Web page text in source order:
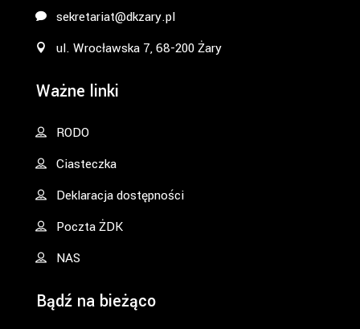
sekretariat@dkzary.pl
ul. Wrocławska 7, 68-200 Żary
Ważne linki
RODO
Ciasteczka
Deklaracja dostępności
Poczta ŻDK
NAS
Bądź na bieżąco